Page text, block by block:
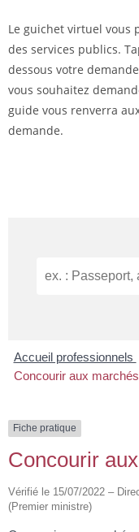
Le guichet virtuel vous
des services publics.
dessous votre
vous souhaitez
guide vous renverra
demande.
Accueil professionnels
Concourir aux
Fiche pratique
Concourir
Vérifié le 15/07/2022 –
(Premier ministre)